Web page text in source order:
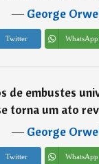
―George
Twitter WhatsApp
de embustes
torna um ato
―George
Twitter WhatsApp